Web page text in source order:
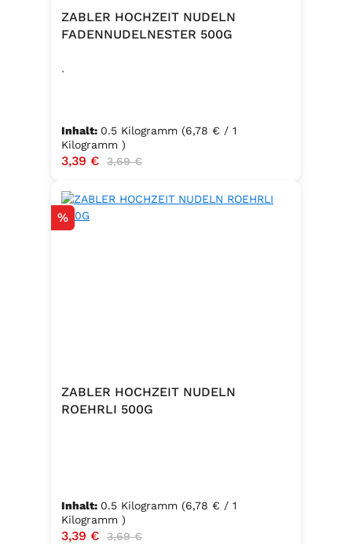
ZABLER HOCHZEIT NUDELN
FADENNUDELNESTER 500G
.
Inhalt: 0.5 Kilogramm (6,78 € / 1
Kilogramm )
Verkaufspreis:
3,39 € Regulärer Preis:
3,69 €
Rabatt
%
ZABLER HOCHZEIT NUDELN
ROEHRLI 500G
Inhalt: 0.5 Kilogramm (6,78 € / 1
Kilogramm )
Verkaufspreis:
3,39 € Regulärer Preis:
3,69 €